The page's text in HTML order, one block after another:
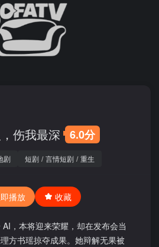
伤我最深 6.0分
剧 短剧 / 言情短剧 / 重生
播放 收藏
，本将迎来荣耀，却在发布会当
方书瑶掠夺成果。她辩解无果被